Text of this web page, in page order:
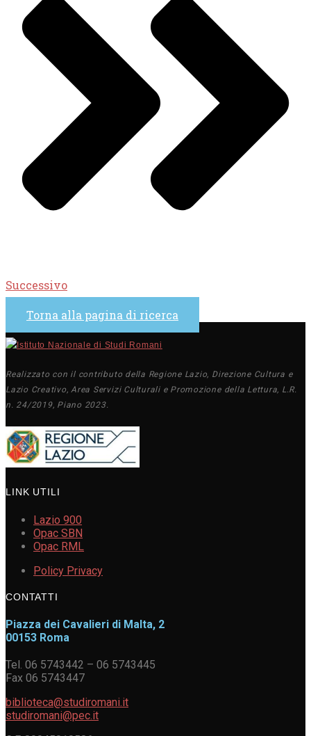
Successivo
Torna alla pagina di ricerca
Realizzato con il contributo della Regione Lazio, Direzione Cultura e
Lazio Creativo, Area Servizi Culturali e Promozione della Lettura, L.R.
n. 24/2019, Piano 2023.
LINK UTILI
Lazio 900
Opac SBN
Opac RML
Policy Privacy
CONTATTI
Piazza dei Cavalieri di Malta, 2
00153 Roma
Tel. 06 5743442 – 06 5743445
Fax 06 5743447
biblioteca@studiromani.it
studiromani@pec.it